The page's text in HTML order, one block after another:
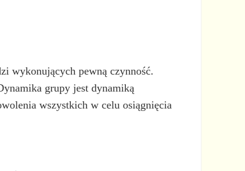
wykonujących pewną czynność.
grupy jest dynamiką
wszystkich w celu osiągnięcia